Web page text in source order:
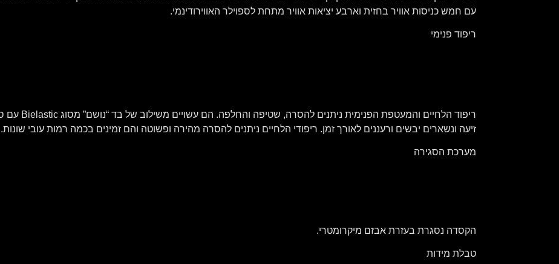
עם חמש כניסות אוויר בחזית וארבע יציאות אוויר מתחת לספוילר האווירודינמי.
ריפוד פנימי
זיעה ונשארים יבשים ורעננים לאורך זמן. ריפודי הלחיים ניתנים להסרה מהירה ופשוטה והם זמינים בכמה רמות עובי שונות.